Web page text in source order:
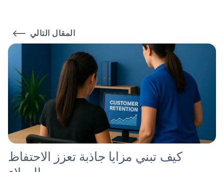
المقال التالي
كيف تبني مزايا جاذبة تعزز الاحتفاظ